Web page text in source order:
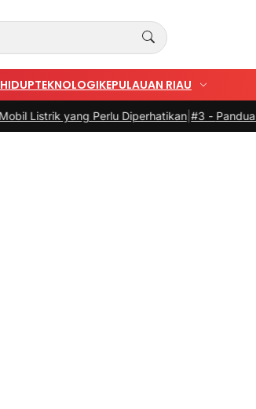
TEKNOLOGIKEPULAUAN RIAU
Perlu Diperhatikan|#3 -Panduan Belanja